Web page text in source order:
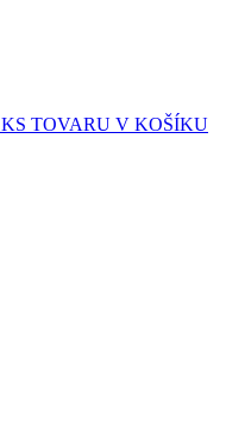
KS TOVARU V KOŠÍKU